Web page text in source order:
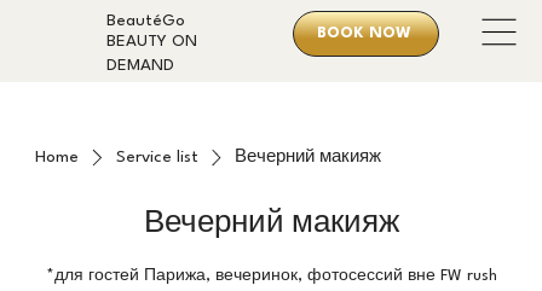
BeautéGo
BEAUTY ON
DEMAND
BOOK NOW
Home Service list Вечерний макияж
Вечерний макияж
*для гостей Парижа, вечеринок, фотосессий вне FW rush